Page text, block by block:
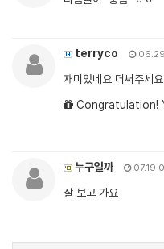
terryco 06.29
재미있네요 더써주세요
Congratulation!
누구일까 07.19
잘 보고 가요